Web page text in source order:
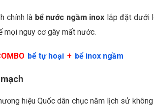
chính là bể nước ngầm inox lắp đặt dưới
mọi nguy cơ gây mất nước.
bể tự hoại + bể inox ngầm
hiệu Quốc dân chục năm lịch sử